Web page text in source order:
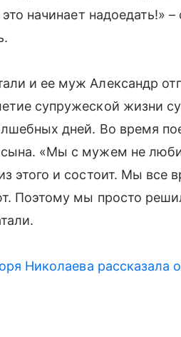
начинает надоедать!»
и ее муж Александр
супружеской жизни
дней. Во время
«Мы с мужем не
этого и состоит. Мы все
Поэтому мы просто
Николаева рассказала